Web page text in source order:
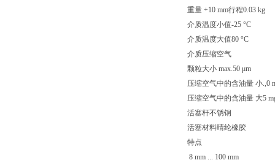
重量 +10 mm行程0.03 kg
介质温度小值-25 °C
介质温度大值80 °C
介质压缩空气
颗粒大小 max.50 μm
压缩空气中的含油量 小.,0
压缩空气中的含油量 大5
活塞杆不锈钢
活塞材料晴纶橡胶
特点
8 mm ... 100 mm